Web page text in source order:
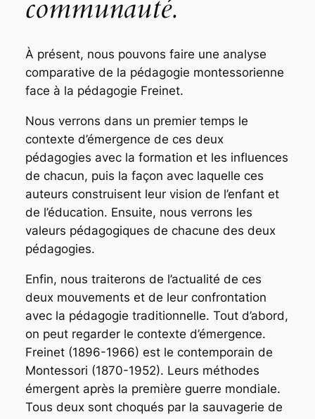
communauté.
À présent, nous pouvons faire une analyse
comparative de la pédagogie montessorienne
face à la pédagogie Freinet.
Nous verrons dans un premier temps le
contexte d’émergence de ces deux
pédagogies avec la formation et les influences
de chacun, puis la façon avec laquelle ces
auteurs construisent leur vision de l’enfant et
de l’éducation. Ensuite, nous verrons les
valeurs pédagogiques de chacune des deux
pédagogies.
Enfin, nous traiterons de l’actualité de ces
deux mouvements et de leur confrontation
avec la pédagogie traditionnelle. Tout d’abord,
on peut regarder le contexte d’émergence.
Freinet (1896-1966) est le contemporain de
Montessori (1870-1952). Leurs méthodes
émergent après la première guerre mondiale.
Tous deux sont choqués par la sauvagerie de